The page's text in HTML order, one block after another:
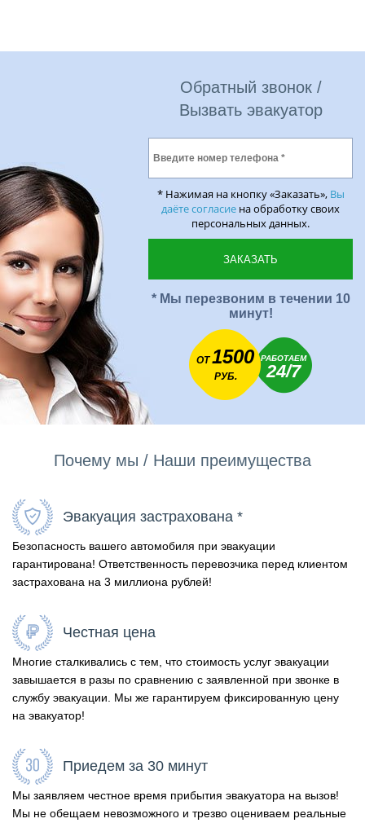
Обратный звонок /
Вызвать эвакуатор
* Нажимая на кнопку «Заказать», Вы
даёте согласие на обработку своих
персональных данных.
* Мы перезвоним в течении 10
минут!
ОТ1500
РУБ.
РАБОТАЕМ
24/7
Почему мы / Наши преимущества
Эвакуация застрахована *
Безопасность вашего автомобиля при эвакуации
гарантирована! Ответственность перевозчика перед клиентом
застрахована на 3 миллиона рублей!
Честная цена
Многие сталкивались с тем, что стоимость услуг эвакуации
завышается в разы по сравнению с заявленной при звонке в
службу эвакуации. Мы же гарантируем фиксированную цену
на эвакуатор!
Приедем за 30 минут
Мы заявляем честное время прибытия эвакуатора на вызов!
Мы не обещаем невозможного и трезво оцениваем реальные